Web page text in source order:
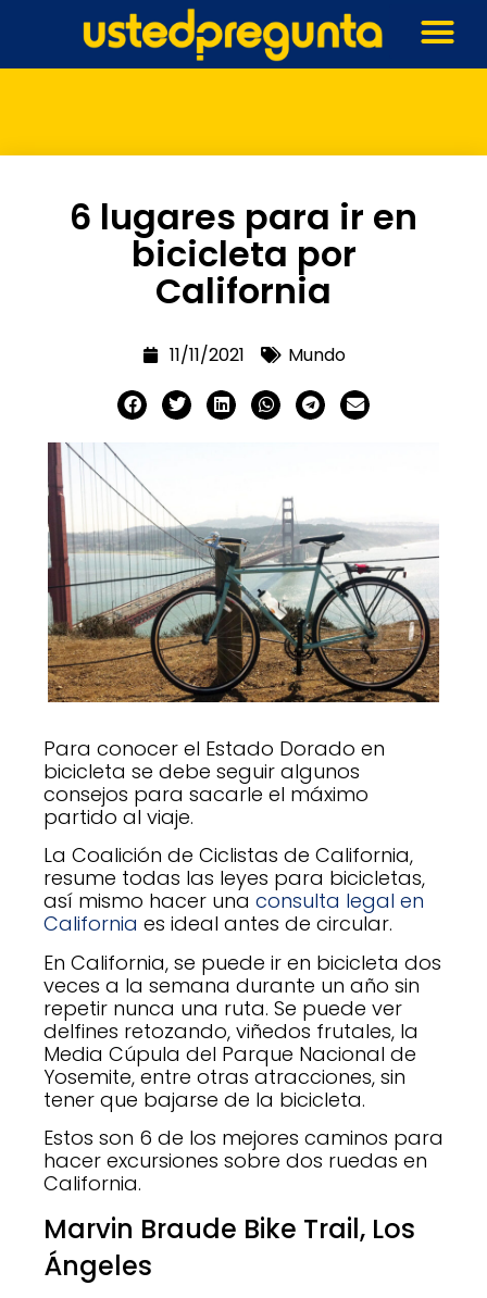
6 lugares para ir en
bicicleta por
California
11/11/2021 Mundo
Para conocer el Estado Dorado en
bicicleta se debe seguir algunos
consejos para sacarle el máximo
partido al viaje.
La Coalición de Ciclistas de California,
resume todas las leyes para bicicletas,
así mismo hacer una consulta legal en
California es ideal antes de circular.
En California, se puede ir en bicicleta dos
veces a la semana durante un año sin
repetir nunca una ruta. Se puede ver
delfines retozando, viñedos frutales, la
Media Cúpula del Parque Nacional de
Yosemite, entre otras atracciones, sin
tener que bajarse de la bicicleta.
Estos son 6 de los mejores caminos para
hacer excursiones sobre dos ruedas en
California.
Marvin Braude Bike Trail, Los
Ángeles